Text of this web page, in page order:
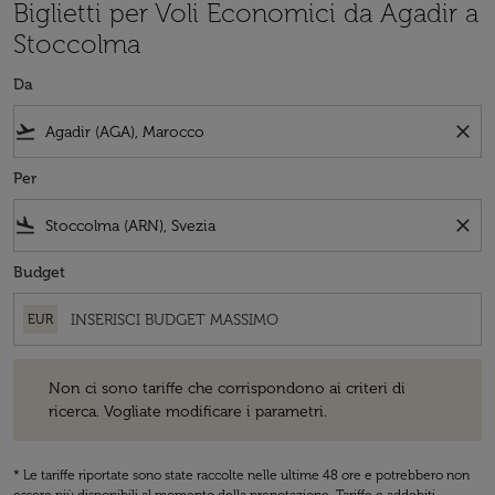
Biglietti per Voli Economici da Agadir a
Stoccolma
Da
flight_takeoff close
Per
flight_land close
Budget
EUR
Non ci sono tariffe che corrispondono ai criteri di
ricerca. Vogliate modificare i parametri.
* Le tariffe riportate sono state raccolte nelle ultime 48 ore e potrebbero non